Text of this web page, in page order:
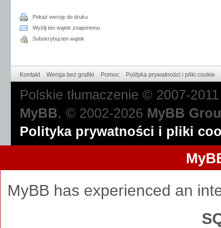
Pokaż wersję do druku
Wyślij ten wątek znajomemu
Subskrybuj ten wątek
Kontakt Wersja bez grafiki Pomoc Polityka prywatności i pliki cookie
Polskie tłumaczenie © 2007-
MyBB, © 2002-2026 MyBB
Polityka prywatności i pliki
MyBB has experienced an